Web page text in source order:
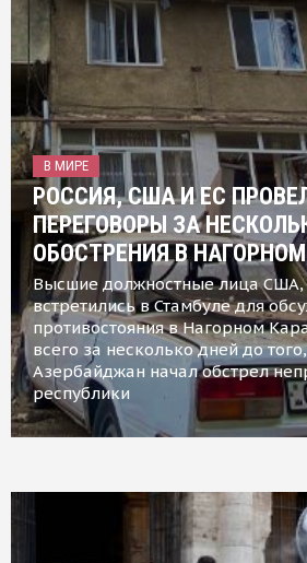
В МИРЕ
РОССИЯ, США И ЕС
ПЕРЕГОВОРЫ ЗА
ОБОСТРЕНИЯ В
Высшие должностные лица США,
встретились в Стамбуле для
противостояния в Нагорном
всего за несколько дней до
Азербайджан начал обстрел
республики